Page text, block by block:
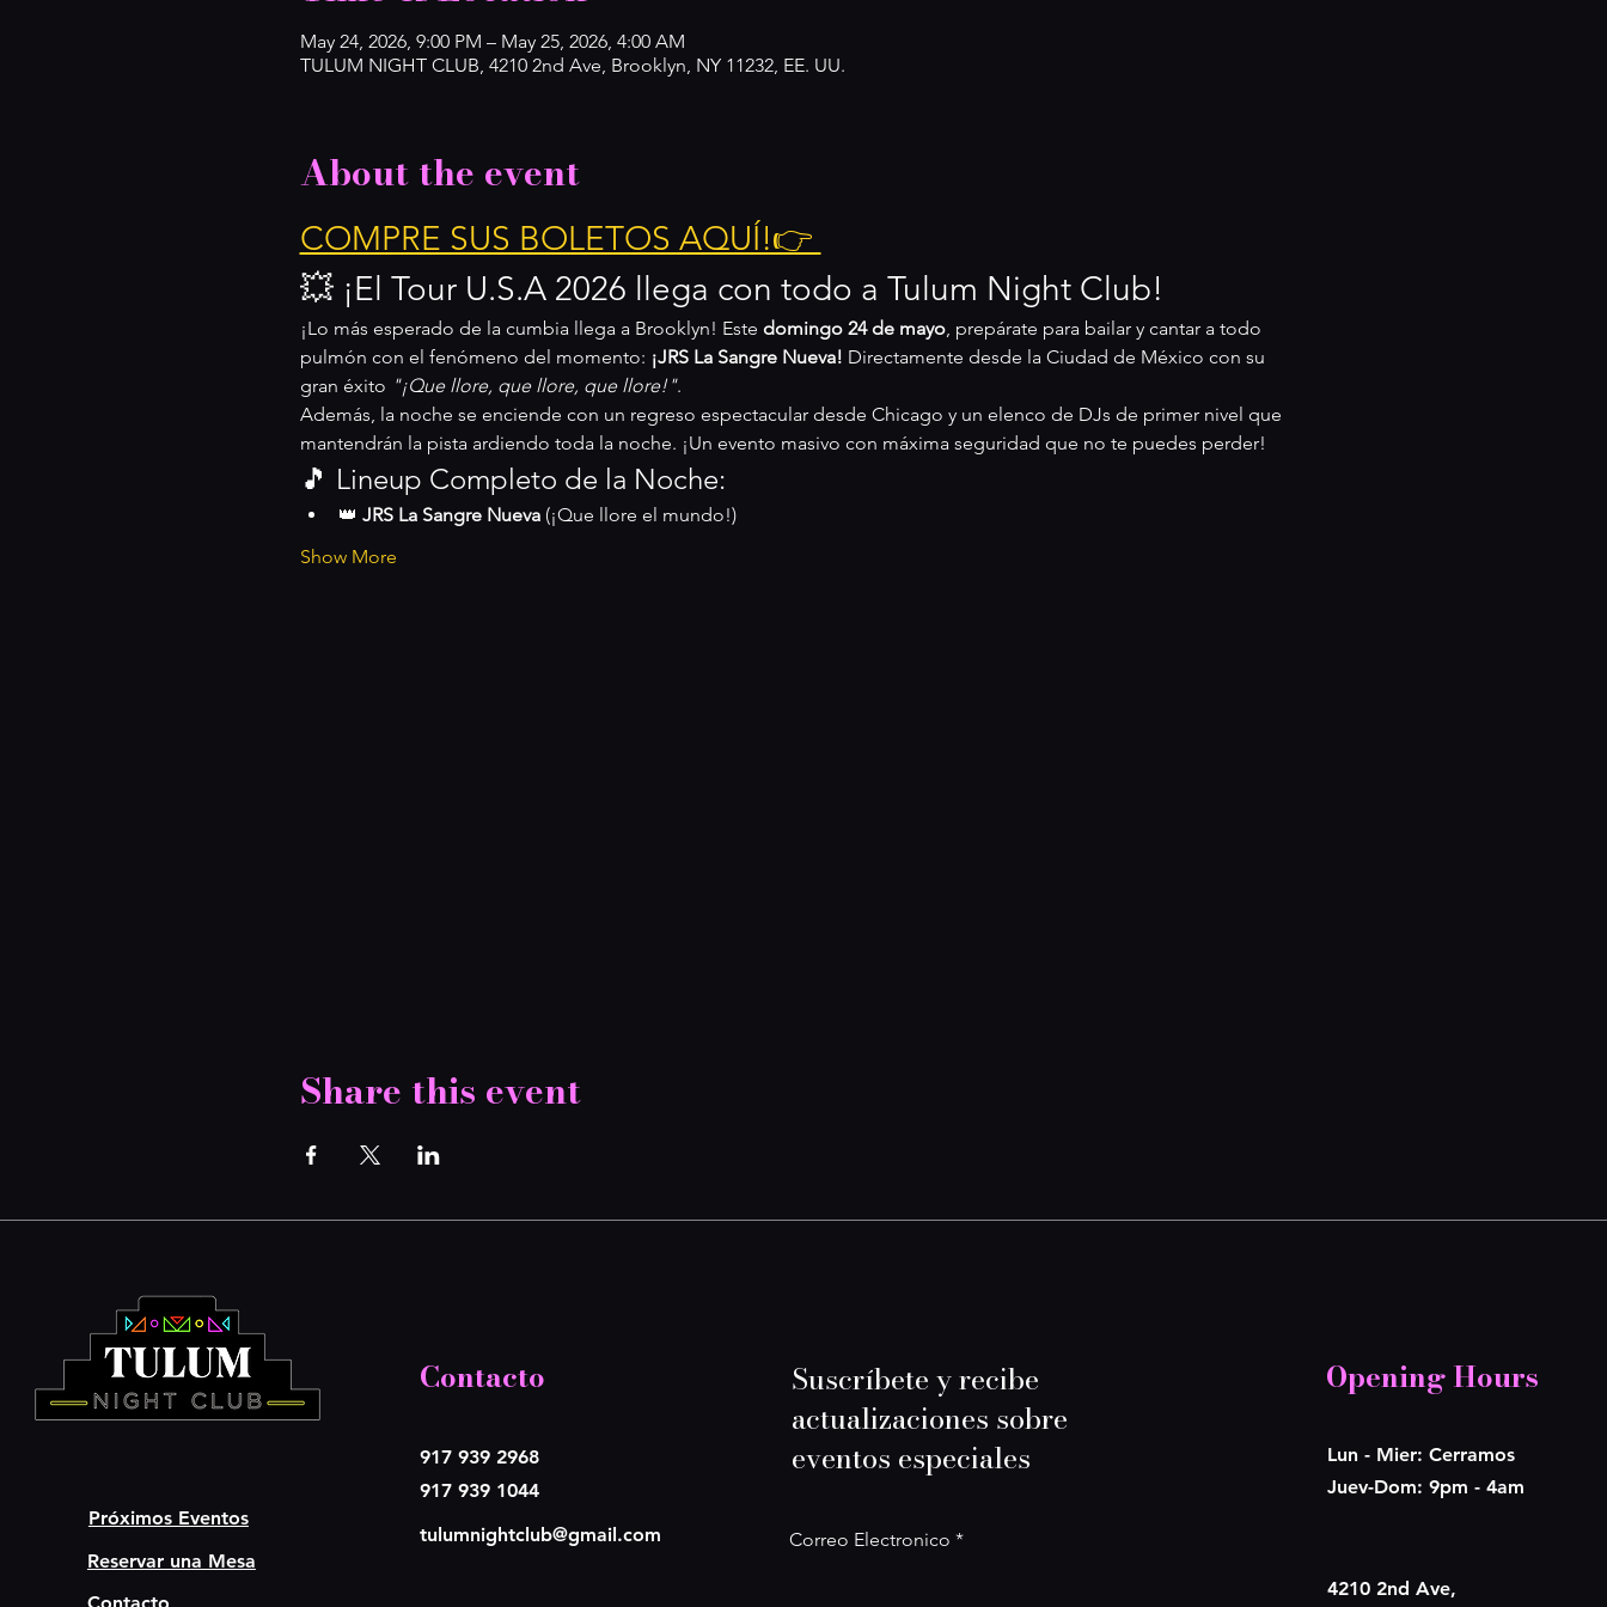
May 24, 2026, 9:00 PM – May 25, 2026, 4:00 AM
TULUM NIGHT CLUB, 4210 2nd Ave, Brooklyn, NY 11232, EE. UU.
About the event
COMPRE SUS BOLETOS AQUÍ!👉
💥 ¡El Tour U.S.A 2026 llega con todo a Tulum Night Club!
¡Lo más esperado de la cumbia llega a Brooklyn! Este domingo 24 de mayo, prepárate para bailar y cantar a todo
pulmón con el fenómeno del momento: ¡JRS La Sangre Nueva! Directamente desde la Ciudad de México con su
gran éxito "¡Que llore, que llore, que llore!".
Además, la noche se enciende con un regreso espectacular desde Chicago y un elenco de DJs de primer nivel que
mantendrán la pista ardiendo toda la noche. ¡Un evento masivo con máxima seguridad que no te puedes perder!
🎵 Lineup Completo de la Noche:
👑 JRS La Sangre Nueva (¡Que llore el mundo!)
Show More
Share this event
Próximos Eventos
Reservar una Mesa
Contacto
917 939 2968
917 939 1044
tulumnightclub@gmail.com
Suscríbete y recibe
actualizaciones sobre
eventos especiales
Correo Electronico
Opening Hours
Lun - Mier: Cerramos
​​Juev-Dom: 9pm - 4am
4210 2nd Ave,